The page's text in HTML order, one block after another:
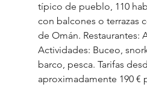
típico de pueblo, 110
con balcones o terrazas
de Omán. Restaurantes:
Actividades: Buceo,
barco, pesca. Tarifas
aproximadamente 190 €